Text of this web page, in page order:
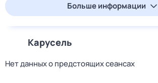
Больше информации
Карусель
Нет данных о предстоящих сеансах